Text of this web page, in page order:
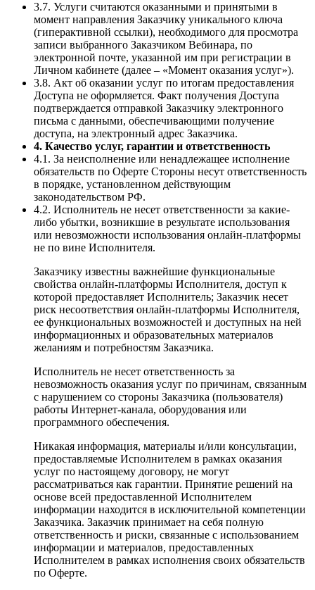
3.7. Услуги считаются оказанными и принятыми в
момент направления Заказчику уникального ключа
(гиперактивной ссылки), необходимого для просмотра
записи выбранного Заказчиком Вебинара, по
электронной почте, указанной им при регистрации в
Личном кабинете (далее – «Момент оказания услуг»).
3.8. Акт об оказании услуг по итогам предоставления
Доступа не оформляется. Факт получения Доступа
подтверждается отправкой Заказчику электронного
письма с данными, обеспечивающими получение
доступа, на электронный адрес Заказчика.
4. Качество услуг, гарантии и ответственность
4.1. За неисполнение или ненадлежащее исполнение
обязательств по Оферте Стороны несут ответственность
в порядке, установленном действующим
законодательством РФ.
4.2. Исполнитель не несет ответственности за какие-
либо убытки, возникшие в результате использования
или невозможности использования онлайн-платформы
не по вине Исполнителя.
Заказчику известны важнейшие функциональные
свойства онлайн-платформы Исполнителя, доступ к
которой предоставляет Исполнитель; Заказчик несет
риск несоответствия онлайн-платформы Исполнителя,
ее функциональных возможностей и доступных на ней
информационных и образовательных материалов
желаниям и потребностям Заказчика.
Исполнитель не несет ответственность за
невозможность оказания услуг по причинам, связанным
с нарушением со стороны Заказчика (пользователя)
работы Интернет-канала, оборудования или
программного обеспечения.
Никакая информация, материалы и/или консультации,
предоставляемые Исполнителем в рамках оказания
услуг по настоящему договору, не могут
рассматриваться как гарантии. Принятие решений на
основе всей предоставленной Исполнителем
информации находится в исключительной компетенции
Заказчика. Заказчик принимает на себя полную
ответственность и риски, связанные с использованием
информации и материалов, предоставленных
Исполнителем в рамках исполнения своих обязательств
по Оферте.